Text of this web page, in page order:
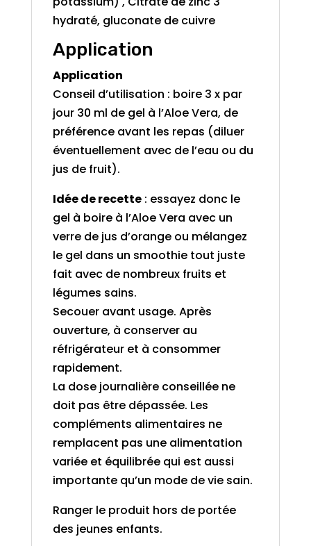
hydraté, gluconate de cuivre
Application
Application
Conseil d’utilisation : boire 3 x par
jour 30 ml de gel à l’Aloe Vera, de
préférence avant les repas (diluer
éventuellement avec de l’eau ou du
jus de fruit).
Idée de recette: essayez donc le
gel à boire à l’Aloe Vera avec un
verre de jus d’orange ou mélangez
le gel dans un smoothie tout juste
fait avec de nombreux fruits et
légumes sains.
Secouer avant usage. Après
ouverture, à conserver au
réfrigérateur et à consommer
rapidement.
La dose journalière conseillée ne
doit pas être dépassée. Les
compléments alimentaires ne
remplacent pas une alimentation
variée et équilibrée qui est aussi
importante qu’un mode de vie sain.
Ranger le produit hors de portée
des jeunes enfants.